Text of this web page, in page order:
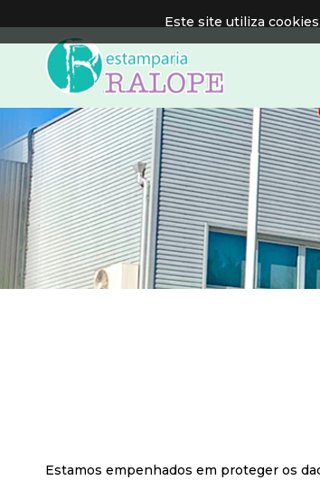
Estamos empenhados em proteger os
Este site utiliza